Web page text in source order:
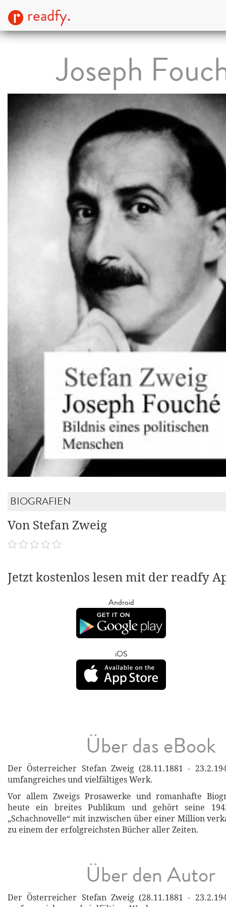
readfy.
Joseph
BIOGRAFIEN
Von Stefan Zweig
Jetzt kostenlos lesen mit der readfy
Android
iOS
Über das eBook
Der Österreicher Stefan Zweig (28.11.1881 -
umfangreiches und vielfältiges Werk.
Vor allem Zweigs Prosawerke und romanhafte
heute ein breites Publikum und gehört seine
„Schachnovelle“ mit inzwischen über einer Million
zu einem der erfolgreichsten Bücher aller Zeiten.
Über den Autor
Der Österreicher Stefan Zweig (28.11.1881 -